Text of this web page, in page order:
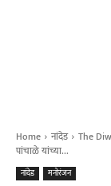
Home नांदेड
The
पांचाळे यांच्या...
नांदेड मनोरंजन